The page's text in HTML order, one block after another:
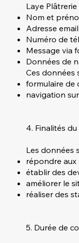
Laye
Nom et
Adresse email
Numéro de
Message via
Données de
Ces données
formulaire de
navigation
4. Finalités
Les données
répondre aux
établir des
améliorer le
réaliser des
5. Durée de